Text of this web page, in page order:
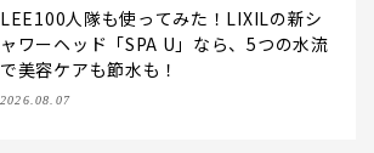
LEE100人隊も使ってみた！LIXILの新シ
ャワーヘッド「SPA U」なら、5つの水流
で美容ケアも節水も！
2026.08.07